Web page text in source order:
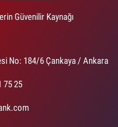
Güvenilir Kaynağı
No: 184/6 Çankaya / Ankara
75 25